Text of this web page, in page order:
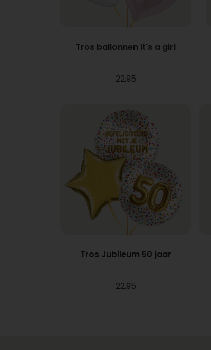
Tros ballonnen It's a girl
22,95
Tros Jubileum 50 jaar
22,95